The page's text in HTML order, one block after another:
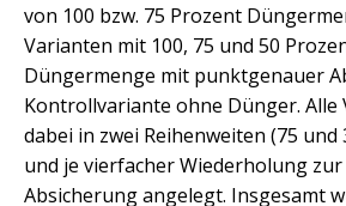
von 100 bzw. 75 Prozent
Varianten mit 100, 75 und 50
Düngermenge mit punktgenauer
Kontrollvariante ohne Dünger. Alle
dabei in zwei Reihenweiten (75 und
und je vierfacher Wiederholung
Absicherung angelegt. Insgesamt